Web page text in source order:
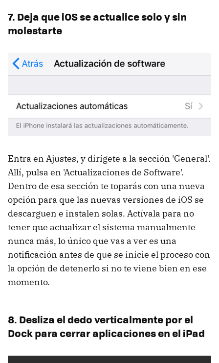
7. Deja que iOS se actualice solo y sin
molestarte
Entra en Ajustes, y dirígete a la sección 'General'.
Allí, pulsa en 'Actualizaciones de Software'.
Dentro de esa sección te toparás con una nueva
opción para que las nuevas versiones de iOS se
descarguen e instalen solas. Actívala para no
tener que actualizar el sistema manualmente
nunca más, lo único que vas a ver es una
notificación antes de que se inicie el proceso con
la opción de detenerlo si no te viene bien en ese
momento.
8. Desliza el dedo verticalmente por el
Dock para cerrar aplicaciones en el iPad